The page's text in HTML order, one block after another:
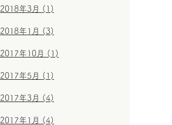
2018年3月 (1)
2018年1月 (3)
2017年10月 (1)
2017年5月 (1)
2017年3月 (4)
2017年1月 (4)